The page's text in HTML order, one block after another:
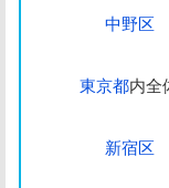
中野区
東京都内全
新宿区